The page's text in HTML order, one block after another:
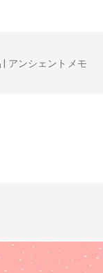
アンシェントメモ